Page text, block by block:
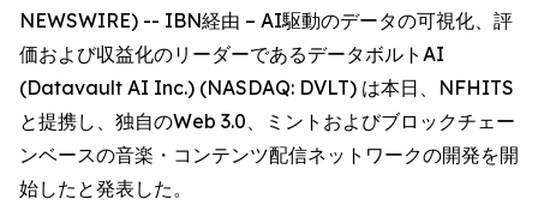
NEWSWIRE) -- IBN経由 – AI駆動のデータの可視化、評
価および収益化のリーダーであるデータボルトAI
(Datavault AI Inc.) (NASDAQ: DVLT) は本日、NFHITS
と提携し、独自のWeb 3.0、ミントおよびブロックチェー
ンベースの音楽・コンテンツ配信ネットワークの開発を開
始したと発表した。